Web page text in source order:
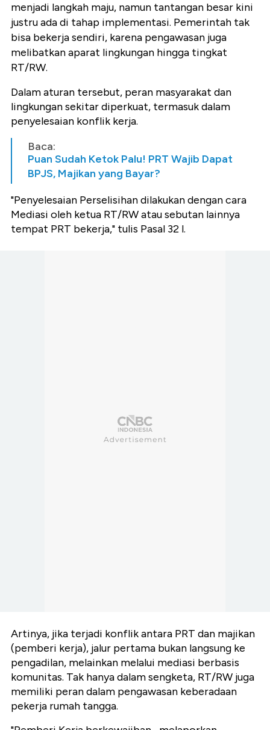
menjadi langkah maju, namun tantangan besar kini
justru ada di tahap implementasi. Pemerintah tak
bisa bekerja sendiri, karena pengawasan juga
melibatkan aparat lingkungan hingga tingkat
RT/RW.
Dalam aturan tersebut, peran masyarakat dan
lingkungan sekitar diperkuat, termasuk dalam
penyelesaian konflik kerja.
Baca:
Puan Sudah Ketok Palu! PRT Wajib Dapat
BPJS, Majikan yang Bayar?
"Penyelesaian Perselisihan dilakukan dengan cara
Mediasi oleh ketua RT/RW atau sebutan lainnya
tempat PRT bekerja," tulis Pasal 32 l.
Artinya, jika terjadi konflik antara PRT dan majikan
(pemberi kerja), jalur pertama bukan langsung ke
pengadilan, melainkan melalui mediasi berbasis
komunitas. Tak hanya dalam sengketa, RT/RW juga
memiliki peran dalam pengawasan keberadaan
pekerja rumah tangga.